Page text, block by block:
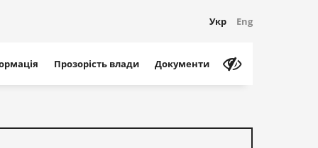
Укр Eng
Прозорість влади Документи